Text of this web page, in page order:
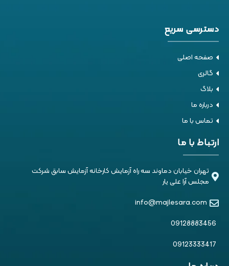
دسترسی سریع
صفحه اصلی
گالری
بلاگ
درباره ما
تماس با ما
ارتباط با ما
تهران خیابان دماوند سه راه آزمایش کارخانه آزمایش سابق شرکت
مجلس آرا علی یار
info@majlesara.com
09128883456
09123333417